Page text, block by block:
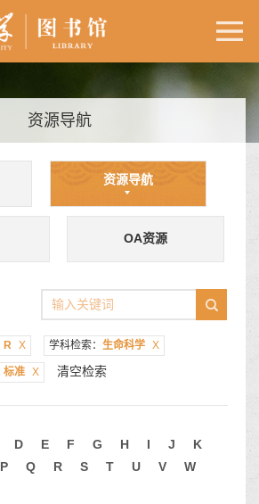
资源导航
资源导航
OA资源
R X 学科检索： 生命科学 X
标准 X 清空检索
D E F G H I J
K
P Q R S T U V
W